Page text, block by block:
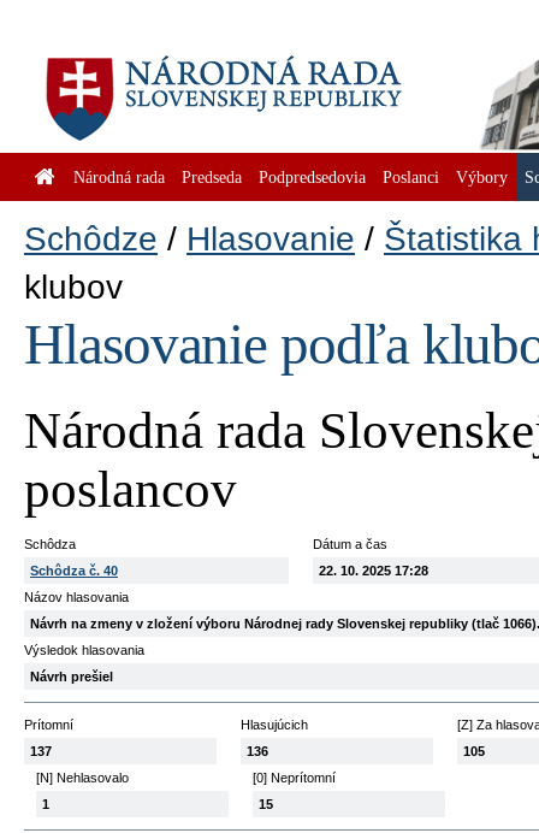
Národná rada Predseda Podpredsedovia Poslanci Výbory
Schôdze Hlasovanie
Štatistika
klubov
Hlasovanie podľa
Národná rada
poslancov
Schôdza
Schôdza č. 40
Dátum a čas
22. 10. 2025 17:28
Názov hlasovania
Návrh na zmeny v zložení výboru Národnej rady Slovenskej republiky (tlač
Výsledok hlasovania
Návrh prešiel
Prítomní
137
Hlasujúcich
136
[Z] Za
105
[N] Nehlasovalo
1
[0] Neprítomní
15